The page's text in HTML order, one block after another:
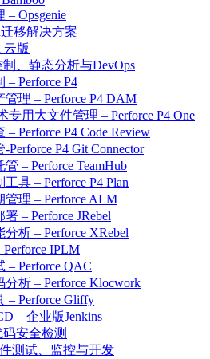
– Opsgenie
迁移解决方案
云版
制、静态分析与DevOps
– Perforce P4
管理 – Perforce P4 DAM
专用大文件管理 – Perforce P4 One
– Perforce P4 Code Review
Perforce P4 Git Connector
– Perforce TeamHub
具 – Perforce P4 Plan
管理 – Perforce ALM
署 – Perforce JRebel
分析 – Perforce XRebel
Perforce IPLM
– Perforce QAC
分析 – Perforce Klocwork
– Perforce Gliffy
– 企业版Jenkins
码安全检测
件测试、监控与开发